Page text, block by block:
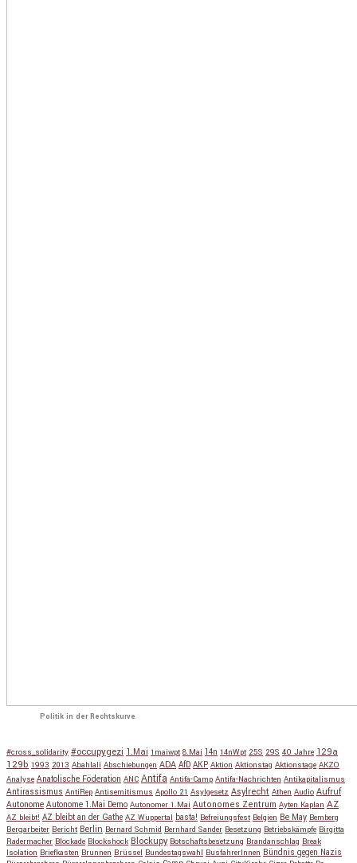
Politik in der Rechtskurve
#cross_solidarity #occupygezi 1.Mai 1maiwpt 8.Mai 14n 14nWpt 25S 29S 40 Jahre 129a
129b 1993 2013 Abahlali Abschiebungen ADA AfD AKP Aktion Aktionstag Aktionstage AKZO
Analyse Anatolische Föderation ANC Antifa Antifa-Camp Antifa-Nachrichten Antikapitalismus
Antirassismus AntiRep Antisemitismus Apollo 21 Asylgesetz Asylrecht Athen Audio Aufruf
Autonome Autonome 1.Mai Demo Autonomer 1.Mai Autonomes Zentrum Ayten Kaplan AZ
AZ bleibt! AZ bleibt an der Gathe AZ Wuppertal basta! Befreiungsfest Belgien Be May Bemberg
Bergarbeiter Bericht Berlin Bernard Schmid Bernhard Sander Besetzung Betriebskämpfe Birgitta
Radermacher Blockade Blockshock Blockupy Botschaftsbesetzung Brandanschlag Break
Isolation Briefkasten Brunnen Brüssel Bundestagswahl BusfahrerInnen Bündnis gegen Nazis